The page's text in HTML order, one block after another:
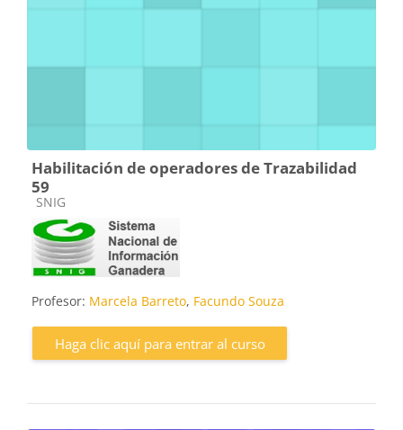
Habilitación de operadores de Trazabilidad
59
Categoría de cursos
SNIG
Profesor: Marcela Barreto, Facundo Souza
Haga clic aquí para entrar al curso